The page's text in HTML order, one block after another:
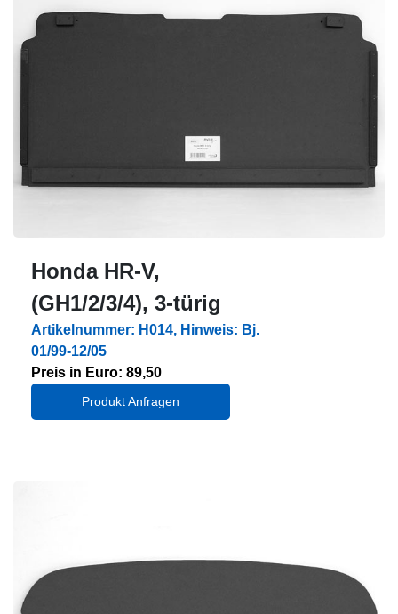
Honda HR-V,
(GH1/2/3/4), 3-türig
Artikelnummer: H014, Hinweis: Bj.
01/99-12/05
Preis in Euro: 89,50
Produkt Anfragen